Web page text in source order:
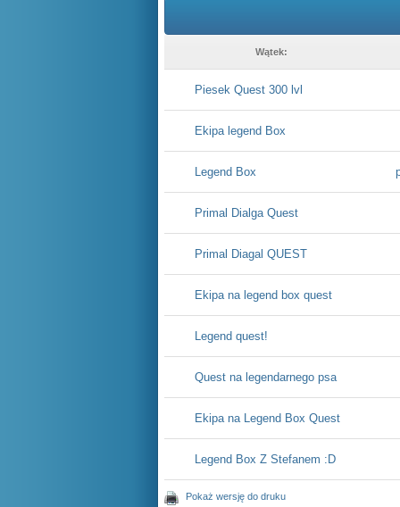
Wątek:
Piesek Quest 300 lvl
Ekipa legend Box
Legend Box
Primal Dialga Quest
Primal Diagal QUEST
Ekipa na legend box quest
Legend quest!
Quest na legendarnego psa
Ekipa na Legend Box Quest
Legend Box Z Stefanem :D
Pokaż wersję do druku